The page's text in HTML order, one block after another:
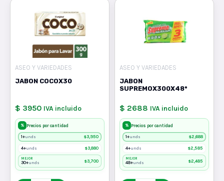
ASEO Y VARIEDADES
JABON COCOX30
$ 3950 IVA incluido
% Precios por cantidad
1+unds $3,950
4+unds $3,880
MEJOR
30+unds $3,700
ASEO Y VARIEDADES
JABON
SUPREMOX300X48*
$ 2688 IVA incluido
% Precios por cantidad
1+unds $2,688
4+unds $2,585
MEJOR
48+unds $2,485